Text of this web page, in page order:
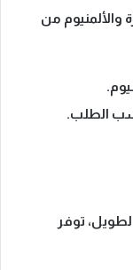
والألمنيوم من
الطلب.
توفر